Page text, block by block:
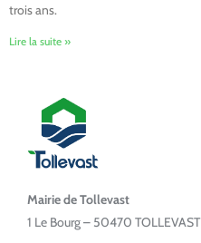
trois ans.
Lire la suite »
Mairie de Tollevast
1 Le Bourg – 50470 TOLLEVAST